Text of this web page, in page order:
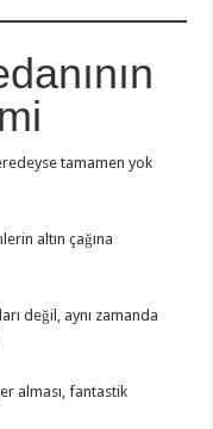
tamamen yok
altın çağına
değil, aynı zamanda
alması, fantastik